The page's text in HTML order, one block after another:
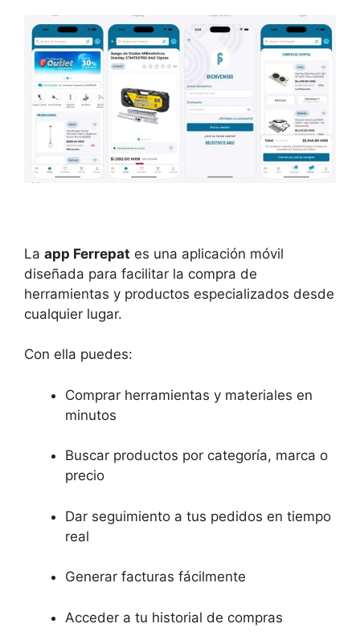
La app Ferrepat es una aplicación móvil
diseñada para facilitar la compra de
herramientas y productos especializados desde
cualquier lugar.
Con ella puedes:
Comprar herramientas y materiales en
minutos
Buscar productos por categoría, marca o
precio
Dar seguimiento a tus pedidos en tiempo
real
Generar facturas fácilmente
Acceder a tu historial de compras